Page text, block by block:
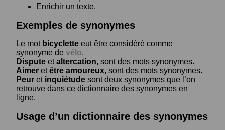
Enrichir un texte.
Exemples de synonymes
Le mot bicyclette eut être considéré comme
synonyme de vélo.
Dispute etaltercation, sont des mots synonymes.
Aimer etêtre amoureux, sont des mots synonymes.
Peur et inquiétude sont deux synonymes que l’on
retrouve dans ce dictionnaire des synonymes en
ligne.
Usage d’un dictionnaire des synonymes